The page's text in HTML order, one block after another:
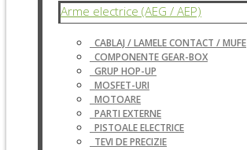
Arme electrice (AEG / AEP)
CABLAJ / LAMELE CONTACT / MUFE
COMPONENTE GEAR-BOX
GRUP HOP-UP
MOSFET-URI
MOTOARE
PARTI EXTERNE
PISTOALE ELECTRICE
TEVI DE PRECIZIE